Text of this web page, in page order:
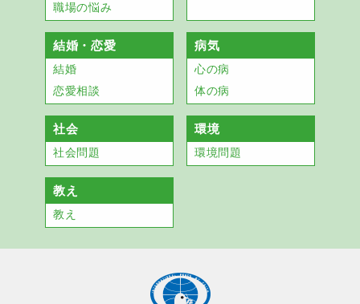
職場の悩み
結婚・恋愛
結婚
恋愛相談
病気
心の病
体の病
社会
社会問題
環境
環境問題
教え
教え